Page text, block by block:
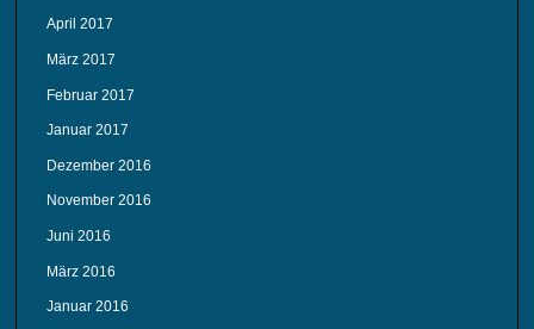
April 2017
März 2017
Februar 2017
Januar 2017
Dezember 2016
November 2016
Juni 2016
März 2016
Januar 2016